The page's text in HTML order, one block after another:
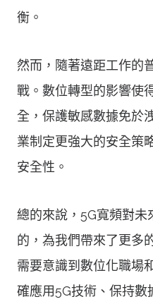
衡。
然而，隨著遠距工作的
戰。數位轉型的影響使
全，保護敏感數據免於
業制定更強大的安全策
安全性。
總的來說，5G寬頻對未
的，為我們帶來了更多
需要意識到數位化職場
確應用5G技術、保持數